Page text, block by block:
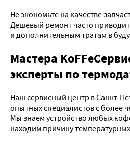
Не экономьте на качестве
Дешевый ремонт часто
и дополнительным тратам в
Мастера
эксперты по
Наш сервисный центр в Санкт-
опытных специалистов с более
Мы знаем устройство любых
находим причину